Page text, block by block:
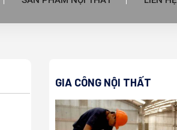
GIA CÔNG NỘI THẤT